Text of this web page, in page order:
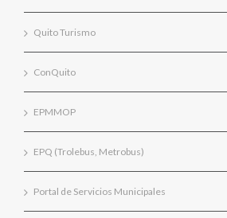
Quito Turismo
ConQuito
EPMMOP
EPQ (Trolebus, Metrobus)
Portal de Servicios Municipales